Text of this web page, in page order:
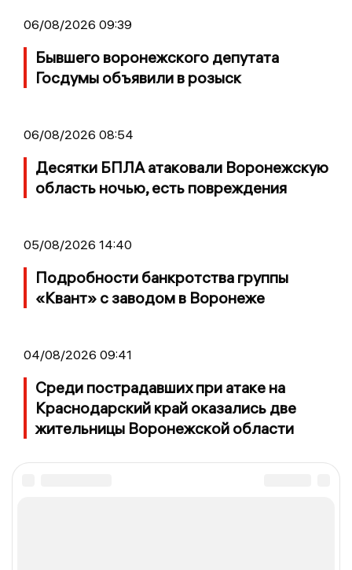
06/08/2026 09:39
Бывшего воронежского депутата
Госдумы объявили в розыск
06/08/2026 08:54
Десятки БПЛА атаковали Воронежскую
область ночью, есть повреждения
05/08/2026 14:40
Подробности банкротства группы
«Квант» с заводом в Воронеже
04/08/2026 09:41
Среди пострадавших при атаке на
Краснодарский край оказались две
жительницы Воронежской области